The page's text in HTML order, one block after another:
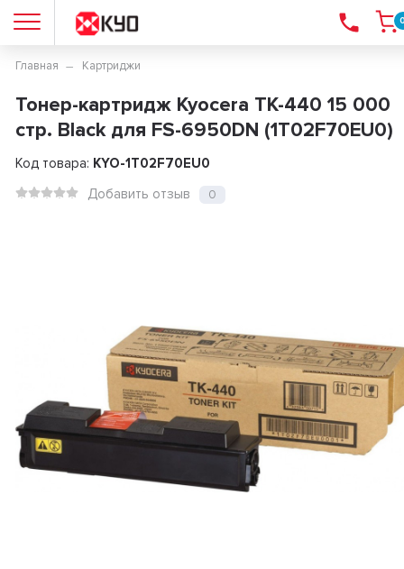
Главная Картриджи
Тонер-картридж Kyocera TK-440 15 000
стр. Black для FS-6950DN (1T02F70EU0)
Код товара: KYO-1T02F70EU0
Добавить отзыв
0